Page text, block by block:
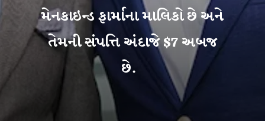
મેનકાઇન્ડ ફાર્માના માલિકો છે અને
તેમની સંપત્તિ અંદાજે $7 અબજ
છે.